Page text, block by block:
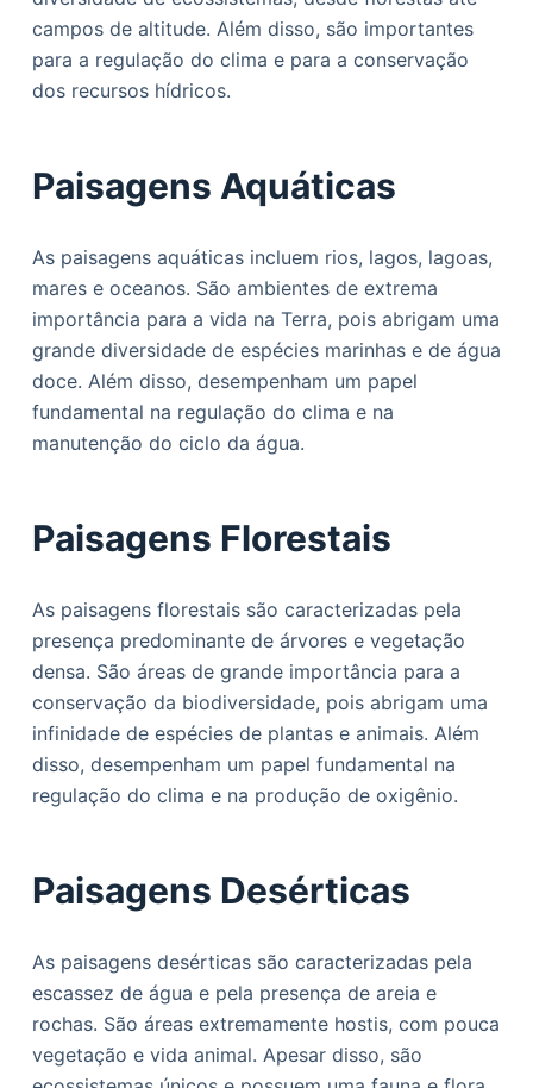
campos de altitude. Além disso, são importantes
para a regulação do clima e para a conservação
dos recursos hídricos.
Paisagens Aquáticas
As paisagens aquáticas incluem rios, lagos, lagoas,
mares e oceanos. São ambientes de extrema
importância para a vida na Terra, pois abrigam uma
grande diversidade de espécies marinhas e de água
doce. Além disso, desempenham um papel
fundamental na regulação do clima e na
manutenção do ciclo da água.
Paisagens Florestais
As paisagens florestais são caracterizadas pela
presença predominante de árvores e vegetação
densa. São áreas de grande importância para a
conservação da biodiversidade, pois abrigam uma
infinidade de espécies de plantas e animais. Além
disso, desempenham um papel fundamental na
regulação do clima e na produção de oxigênio.
Paisagens Desérticas
As paisagens desérticas são caracterizadas pela
escassez de água e pela presença de areia e
rochas. São áreas extremamente hostis, com pouca
vegetação e vida animal. Apesar disso, são